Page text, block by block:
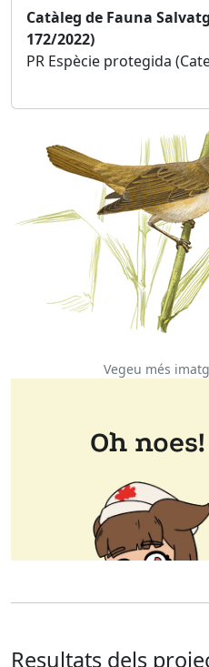
Catàleg de Fauna
172/2022)
PR Espècie protegida
Vegeu més
Resultats dels